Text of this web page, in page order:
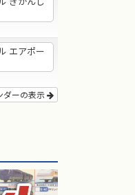
エアポー
ダーの表示